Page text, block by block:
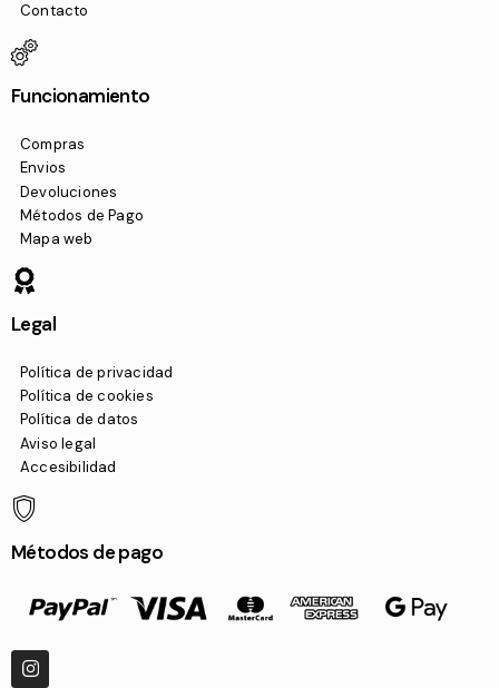
Contacto
Funcionamiento
Compras
Envios
Devoluciones
Métodos de Pago
Mapa web
Legal
Política de privacidad
Política de cookies
Política de datos
Aviso legal
Accesibilidad
Métodos de pago